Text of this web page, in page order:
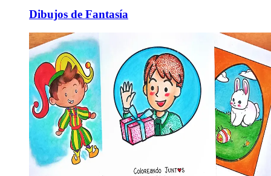
Dibujos de Fantasía